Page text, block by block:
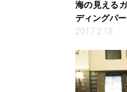
海の見える
ディングパ
2017.2.18